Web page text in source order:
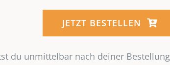
JETZT BESTELLEN
du unmittelbar nach deiner